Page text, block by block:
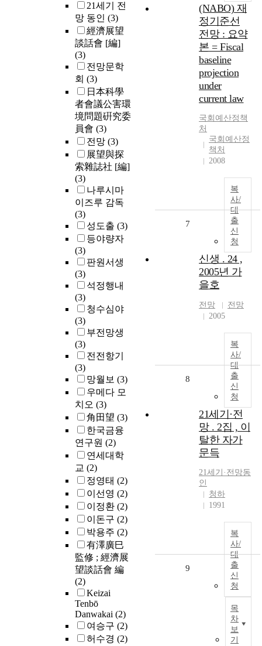
21세기 전
망 동인 (3)
經濟展望
談話會 [編]
(3)
전망문학
회 (3)
日本科學
者會議公害環
境問題硏究委
員會 (3)
전망 (3)
展望與探
索雜誌社 [編]
(3)
나루시마
이즈루 감독
(3)
성도출 (3)
등야량자
(3)
판원서생
(3)
석정행내
(3)
청수심야
(3)
부전망생
(3)
전전항기
(3)
망월보 (3)
우메다 모
치오 (3)
角田望 (3)
한국금융
연구원 (2)
연세대학
교 (2)
정영태 (2)
이선영 (2)
이정환 (2)
이돈구 (2)
박용주 (2)
有澤廣巳
監修 ; 經濟展
望談話會 編
(2)
Keizai
Tenbō
Danwakai (2)
여승구 (2)
허수경 (2)
(NABO) 재
정기준선
전망 : 요약
본 = Fiscal
baseline
projection
under
current law
국회예산정책
처
국회예산정
책처
2008
복
사/
대
출
신
청
7
신생 . 24 ,
2005년 가
을호
전망
전망
2005
복
사/
대
출
신
청
8
21세기·전
망 . 2집 , 이
탈한 자가
문득
21세기· 전망동
인
청하
1991
복
사/
대
출
신
청
목
차
보
기
9